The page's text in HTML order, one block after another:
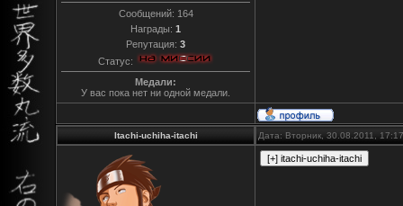
Сообщений: 164
Награды: 1
Репутация: 3
Статус:
Медали:
У вас пока нет ни одной медали.
Itachi-uchiha-itachi Дата: Вторник, 30.08.2011,